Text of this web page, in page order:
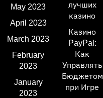
May 2023
April 2023
March 2023
February
2023
January
2023
лучших
казино
Казино
PayPal:
Как
Управлять
Бюджетом
при Игре